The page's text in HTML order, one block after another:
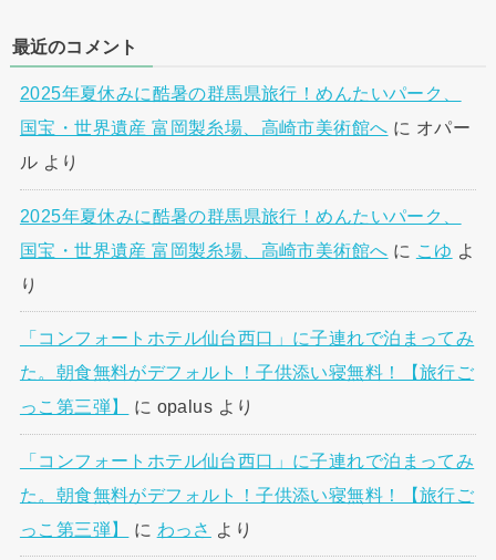
最近のコメント
2025年夏休みに酷暑の群馬県旅行！めんたいパーク、
国宝・世界遺産 富岡製糸場、高崎市美術館へ に オパー
ル より
2025年夏休みに酷暑の群馬県旅行！めんたいパーク、
国宝・世界遺産 富岡製糸場、高崎市美術館へ に こゆ よ
り
「コンフォートホテル仙台西口」に子連れで泊まってみ
た。朝食無料がデフォルト！子供添い寝無料！【旅行ご
っこ第三弾】
に opalus より
「コンフォートホテル仙台西口」に子連れで泊まってみ
た。朝食無料がデフォルト！子供添い寝無料！【旅行ご
っこ第三弾】
に わっさ より